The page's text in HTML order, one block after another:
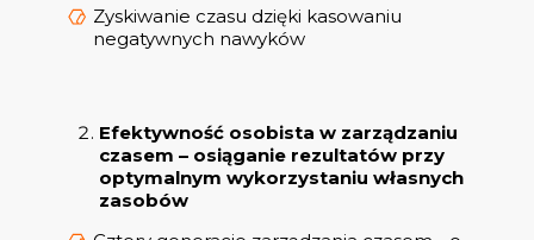
Zyskiwanie czasu dzięki kasowaniu
negatywnych nawyków
Efektywność osobista w zarządzaniu
czasem – osiąganie rezultatów przy
optymalnym wykorzystaniu własnych
zasobów